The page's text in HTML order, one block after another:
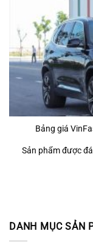
DANH MỤC SẢN
Bảng giá
Sản phẩm được